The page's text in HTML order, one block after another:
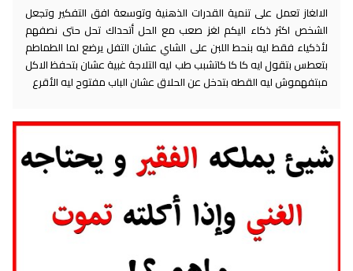
الالغاز تعمل على تنمية القدرات الذهنية وتوسعة افق التفكير وتجعل
الشخص اكثر ذكاء اليكم لغز صعب مع الحل أتحداك تحل حتى نصفهم
لأذكياء فقط ليه بنحط اللبن على الشاي عشان التفل يرضع لما الطماطم
بتعطس بتقول ايه كا كا كاتشبب طب ليه التلاجة غبية عشان بتحفظ الاكل
مبتفهموش ليه القطه بتدخل عن الحلاق عشان الباب مفتوح ليه الأقرع